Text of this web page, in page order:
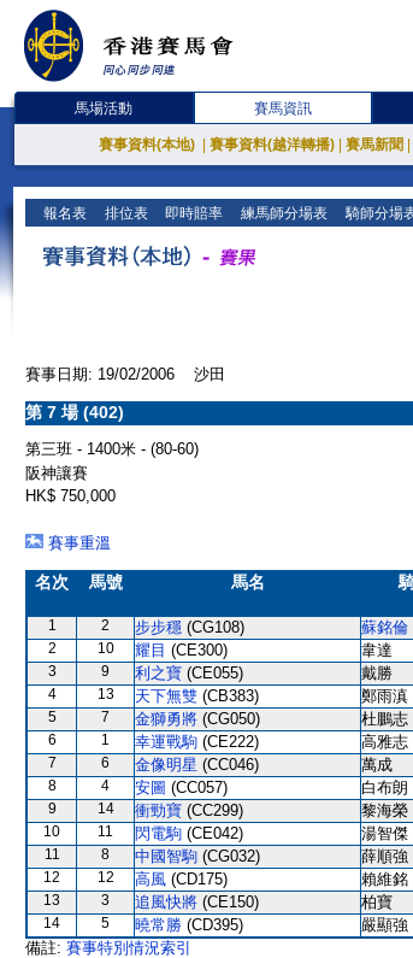
馬場活動 賽馬資訊
賽事資料(本地) 賽事資料(越洋轉播) 賽馬新聞
報名表 排位表 即時賠率 練馬師分場表 騎師分場
賽事日期: 19/02/2006 沙田
第 7 場 (402)
第三班 - 1400米 - (80-60)
阪神讓賽
HK$ 750,000
賽事重溫
名次 馬號 馬名
1 2 步步穩 (CG108) 蘇銘倫
2
10 耀目 (CE300) 韋達
3
9 利之寶 (CE055) 戴勝
4
13 天下無雙 (CB383) 鄭雨滇
5
7 金獅勇將 (CG050) 杜鵬志
6
1 幸運戰駒 (CE222) 高雅志
7
6 金像明星 (CC046) 萬成
8
4 安圖 (CC057) 白布朗
9
14 衝勁寶 (CC299) 黎海榮
10
11 閃電駒 (CE042) 湯智傑
11
8 中國智駒 (CG032) 薛順強
12
12 高風 (CD175) 賴維銘
13
3 追風快將 (CE150) 柏寶
14
5 曉常勝 (CD395) 嚴顯強
備註: 賽事特別情況索引